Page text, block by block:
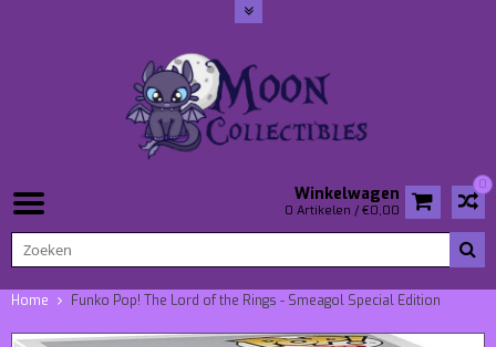
0
Winkelwagen
0 Artikelen / €0,00
Home Funko Pop! The Lord of the Rings - Smeagol Special Edition